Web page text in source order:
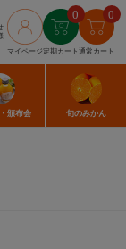
マイページ
0
定期カート
0
通常カート
・頒布会 旬のみかん